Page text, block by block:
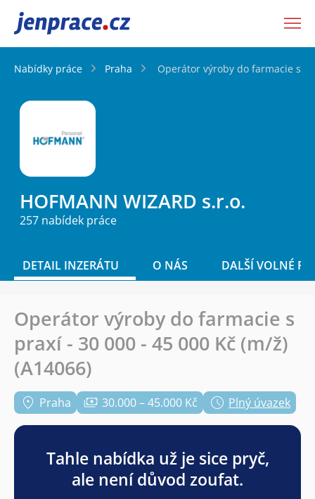
JenPráce.cz
Nabídky práce Praha Operátor výroby do farmacie s
HOFMANN WIZARD s.r.o.
257 nabídek práce
DETAIL INZERÁTU O NÁS DALŠÍ VOLNÉ
Operátor výroby do farmacie s
praxí - 30 000 - 45 000 Kč (m/ž)
(A14066)
Praha 30.000 – 45.000 Kč Plný úvazek
Tahle nabídka už je sice pryč,
ale není důvod zoufat.